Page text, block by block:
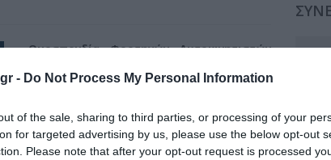
- Do Not Process My Personal Information
of the sale, sharing to third parties, or processing of your
for targeted advertising by us, please use the below opt-out
Please note that after your opt-out request is processed
Ομοσπονδία Φορτηγών Αυτοκινητιστών
Παρασκευή, 7 Οκτωβρίου 2022
ΘΕΣΣΑΛΟΝΙΚΗ. GRAND HOTEL PALACE